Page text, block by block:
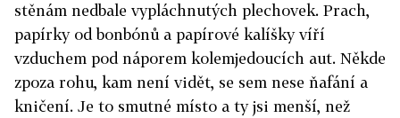
stěnám nedbale vypláchnutých plechovek. Prach,
papírky od bonbónů a papírové kalíšky víří
vzduchem pod náporem kolemjedoucích aut. Někde
zpoza rohu, kam není vidět, se sem nese ňafání a
kničení. Je to smutné místo a ty jsi menší, než